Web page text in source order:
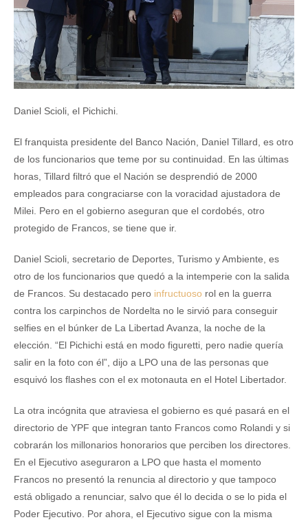
Daniel Scioli, el Pichichi.
El franquista presidente del Banco Nación, Daniel Tillard, es otro
de los funcionarios que teme por su continuidad. En las últimas
horas, Tillard filtró que el Nación se desprendió de 2000
empleados para congraciarse con la voracidad ajustadora de
Milei. Pero en el gobierno aseguran que el cordobés, otro
protegido de Francos, se tiene que ir.
Daniel Scioli, secretario de Deportes, Turismo y Ambiente, es
otro de los funcionarios que quedó a la intemperie con la salida
de Francos. Su destacado pero infructuoso rol en la guerra
contra los carpinchos de Nordelta no le sirvió para conseguir
selfies en el búnker de La Libertad Avanza, la noche de la
elección. “El Pichichi está en modo figuretti, pero nadie quería
salir en la foto con él”, dijo a LPO una de las personas que
esquivó los flashes con el ex motonauta en el Hotel Libertador.
La otra incógnita que atraviesa el gobierno es qué pasará en el
directorio de YPF que integran tanto Francos como Rolandi y si
cobrarán los millonarios honorarios que perciben los directores.
En el Ejecutivo aseguraron a LPO que hasta el momento
Francos no presentó la renuncia al directorio y que tampoco
está obligado a renunciar, salvo que él lo decida o se lo pida el
Poder Ejecutivo. Por ahora, el Ejecutivo sigue con la misma